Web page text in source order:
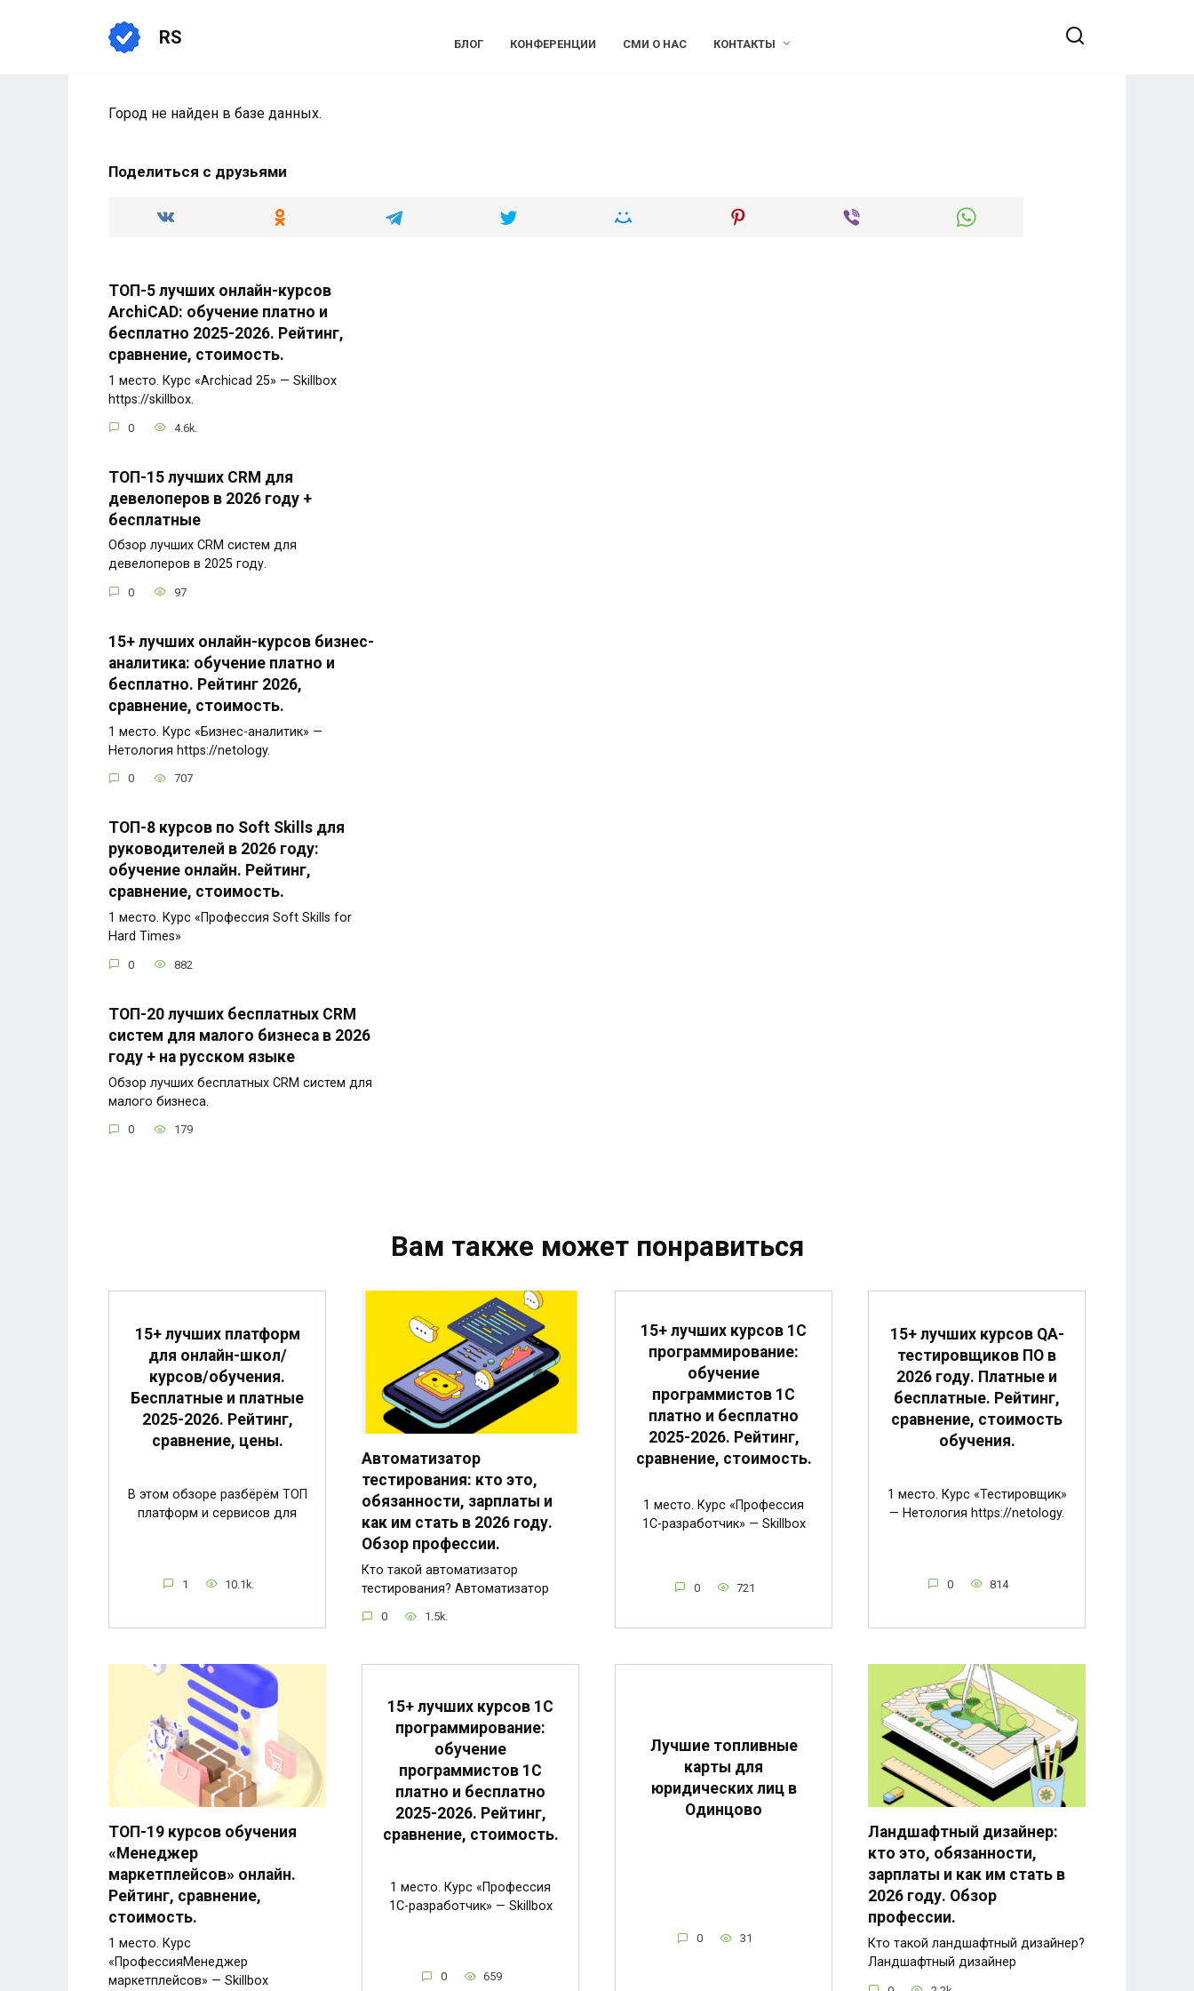
RS БЛОГ КОНФЕРЕНЦИИ СМИ О НАС КОНТАКТЫ
Город не найден в базе данных.
Поделиться с друзьями
ТОП-5 лучших онлайн-курсов
ArchiCAD: обучение платно и
бесплатно 2025-2026. Рейтинг,
сравнение, стоимость.
1 место. Курс «Archicad 25» — Skillbox
https://skillbox.
0 4.6k.
ТОП-15 лучших CRM для
девелоперов в 2026 году +
бесплатные
Обзор лучших CRM систем для
девелоперов в 2025 году.
0 97
15+ лучших онлайн-курсов бизнес-
аналитика: обучение платно и
бесплатно. Рейтинг 2026,
сравнение, стоимость.
1 место. Курс «Бизнес-аналитик» —
Нетология https://netology.
0 707
ТОП-8 курсов по Soft Skills для
руководителей в 2026 году:
обучение онлайн. Рейтинг,
сравнение, стоимость.
1 место. Курс «Профессия Soft Skills for
Hard Times»
0 882
ТОП-20 лучших бесплатных CRM
систем для малого бизнеса в 2026
году + на русском языке
Обзор лучших бесплатных CRM систем для
малого бизнеса.
0 179
Вам также может понравиться
15+ лучших платформ
для онлайн-школ/
курсов/обучения.
Бесплатные и платные
2025-2026. Рейтинг,
сравнение, цены.
В этом обзоре разбёрём ТОП
платформ и сервисов для
1 10.1k.
Автоматизатор
тестирования: кто это,
обязанности, зарплаты и
как им стать в 2026 году.
Обзор профессии.
Кто такой автоматизатор
тестирования? Автоматизатор
0 1.5k.
15+ лучших курсов 1С
программирование:
обучение
программистов 1С
платно и бесплатно
2025-2026. Рейтинг,
сравнение, стоимость.
1 место. Курс «Профессия
1C-разработчик» — Skillbox
0 721
15+ лучших курсов QA-
тестировщиков ПО в
2026 году. Платные и
бесплатные. Рейтинг,
сравнение, стоимость
обучения.
1 место. Курс «Тестировщик»
— Нетология https://netology.
0 814
ТОП-19 курсов обучения
«Менеджер
маркетплейсов» онлайн.
Рейтинг, сравнение,
стоимость.
1 место. Курс
«ПрофессияМенеджер
маркетплейсов» — Skillbox
15+ лучших курсов 1С
программирование:
обучение
программистов 1С
платно и бесплатно
2025-2026. Рейтинг,
сравнение, стоимость.
1 место. Курс «Профессия
1C-разработчик» — Skillbox
0 659
Лучшие топливные
карты для
юридических лиц в
Одинцово
0 31
Ландшафтный дизайнер:
кто это, обязанности,
зарплаты и как им стать в
2026 году. Обзор
профессии.
Кто такой ландшафтный дизайнер?
Ландшафтный дизайнер